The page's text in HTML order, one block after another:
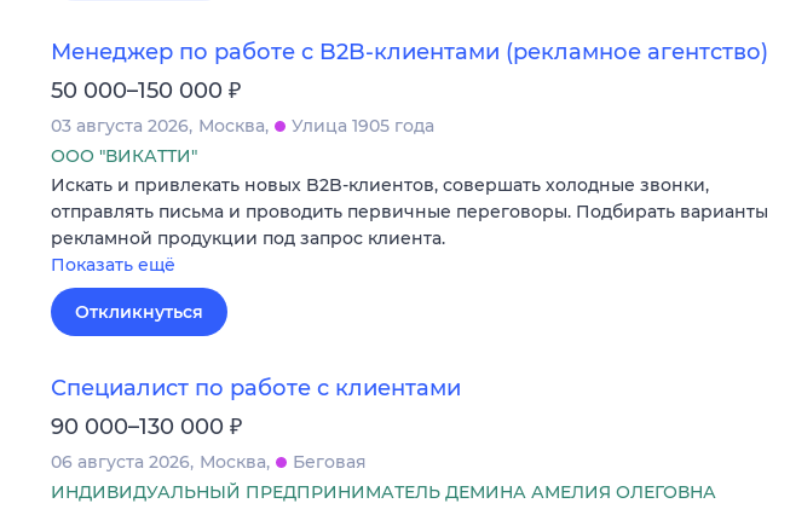
Менеджер по работе с B2B-клиентами (рекламное агентство)
50 000–150 000 ₽
03 августа 2026 Москва
Улица 1905 года
ООО "ВИКАТТИ"
Искать и привлекать новых B2B-клиентов, совершать холодные звонки,
отправлять письма и проводить первичные переговоры. Подбирать варианты
рекламной продукции под запрос клиента.
Показать ещё
Откликнуться
Специалист по работе с клиентами
90 000–130 000 ₽
06 августа 2026 Москва
Беговая
ИНДИВИДУАЛЬНЫЙ ПРЕДПРИНИМАТЕЛЬ ДЕМИНА АМЕЛИЯ ОЛЕГОВНА